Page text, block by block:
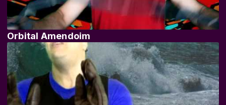
Orbital Amendoim